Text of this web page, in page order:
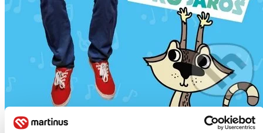
Miro Jaroš: DVD pre (ne)poslušné deti